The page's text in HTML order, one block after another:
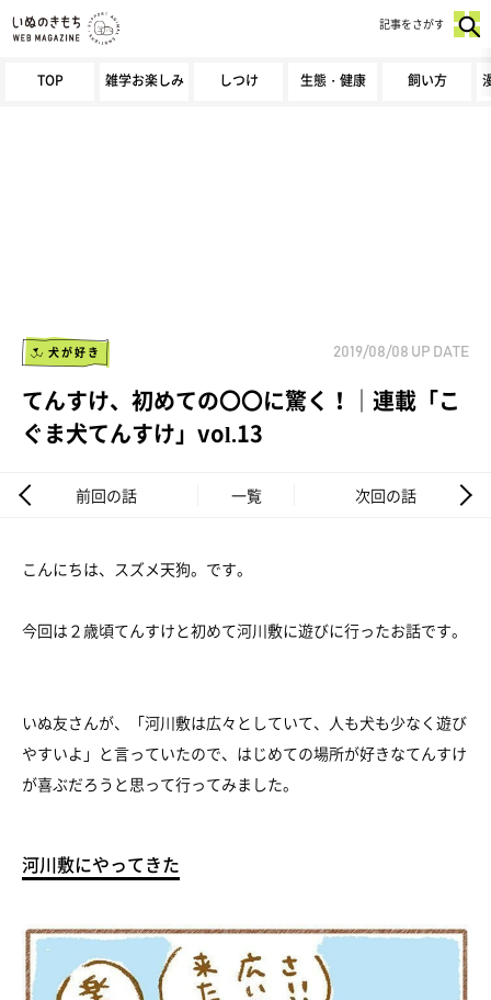
TOP 雑学お楽しみ しつけ 生態・健康 飼い方
記事をさがす
犬が好き 2019/08/08 UP DATE
てんすけ、初めての〇〇に驚く！｜連載「こ
ぐま犬てんすけ」vol.13
前回の話 一覧 次回の話
こんにちは、スズメ天狗。です。
今回は２歳頃てんすけと初めて河川敷に遊びに行ったお話です。
いぬ友さんが、「河川敷は広々としていて、人も犬も少なく遊び
やすいよ」と言っていたので、はじめての場所が好きなてんすけ
が喜ぶだろうと思って行ってみました。
河川敷にやってきた